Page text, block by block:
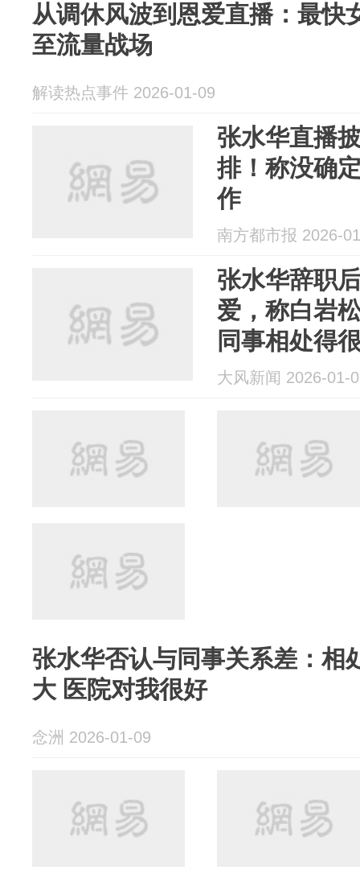
从调休风波到恩爱直播：最快
至流量战场
解读热点事件 2026-01-09
张水华直播
排！称没确
作
南方都市报 2026-
张水华辞职
爱，称白岩
同事相处得
制，暂时无
大风新闻 2026-01-
张水华否认与同事关系差：相
大 医院对我很好
念洲 2026-01-09